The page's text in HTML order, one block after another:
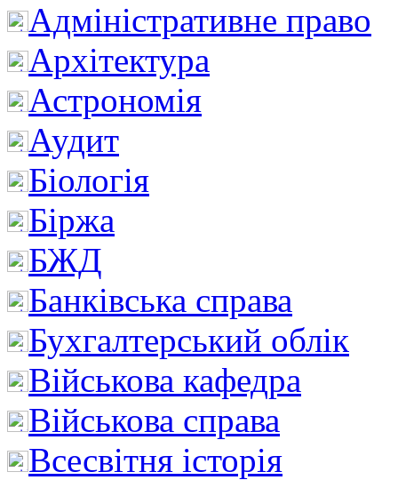
Адміністративне право
Архітектура
Астрономія
Аудит
Біологія
Біржа
БЖД
Банківська справа
Бухгалтерський облік
Військова кафедра
Військова справа
Всесвітня історія